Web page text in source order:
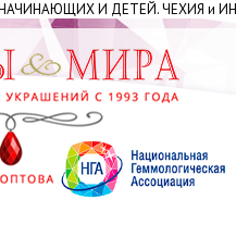
И ДЕТЕЙ. ЧЕХИЯ и